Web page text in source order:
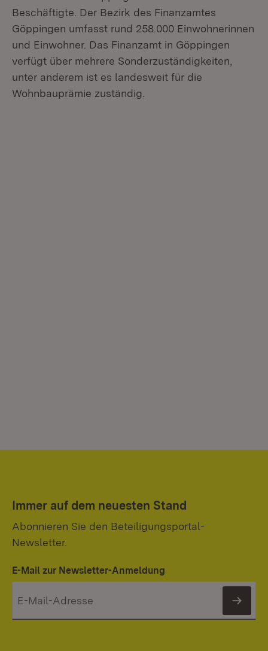
Beschäftigte. Der Bezirk des Finanzamtes
Göppingen umfasst rund 258.000 Einwohnerinnen
und Einwohner. Das Finanzamt in Göppingen
verfügt über mehrere Sonderzuständigkeiten,
unter anderem ist es landesweit für die
Wohnbauprämie zuständig.
Immer auf dem neuesten Stand
Abonnieren Sie den Beteiligungsportal-
Newsletter.
E-Mail zur Newsletter-Anmeldung